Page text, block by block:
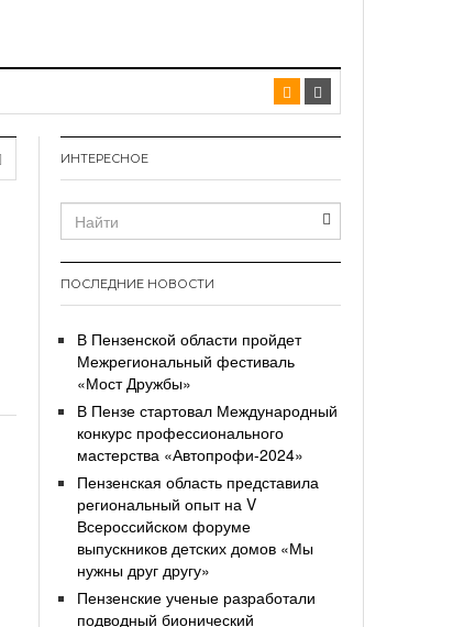
ИНТЕРЕСНОЕ
ПОСЛЕДНИЕ НОВОСТИ
В Пензенской области пройдет
Межрегиональный фестиваль
«Мост Дружбы»
В Пензе стартовал Международный
конкурс профессионального
мастерства «Автопрофи-2024»
Пензенская область представила
региональный опыт на V
Всероссийском форуме
выпускников детских домов «Мы
нужны друг другу»
Пензенские ученые разработали
подводный бионический